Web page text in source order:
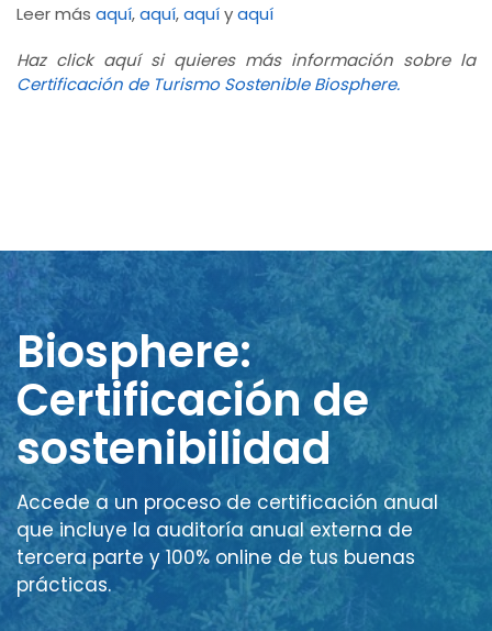
Leer más aquí,aquí,aquíyaquí
Haz click aquí si quieres más información sobre la
Certificación de Turismo Sostenible Biosphere.
Biosphere:
Certificación de
sostenibilidad
Accede a un proceso de certificación anual
que incluye la auditoría anual externa de
tercera parte y 100% online de tus buenas
prácticas.